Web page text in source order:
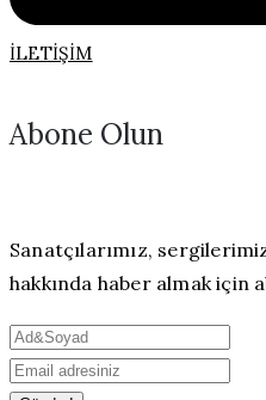
İLETIŞIM
Abone Olun
Sanatçılarımız,
hakkında haber almak için